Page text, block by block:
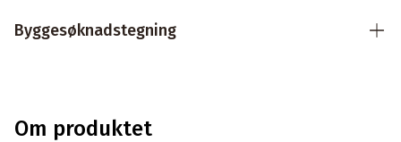
Byggesøknadstegning
Om produktet